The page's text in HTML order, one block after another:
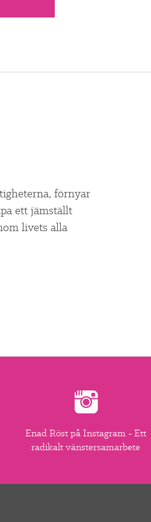
förnyar
ett jämställt
livets alla
Enad Röst på Instagram - Ett
radikalt vänstersamarbete